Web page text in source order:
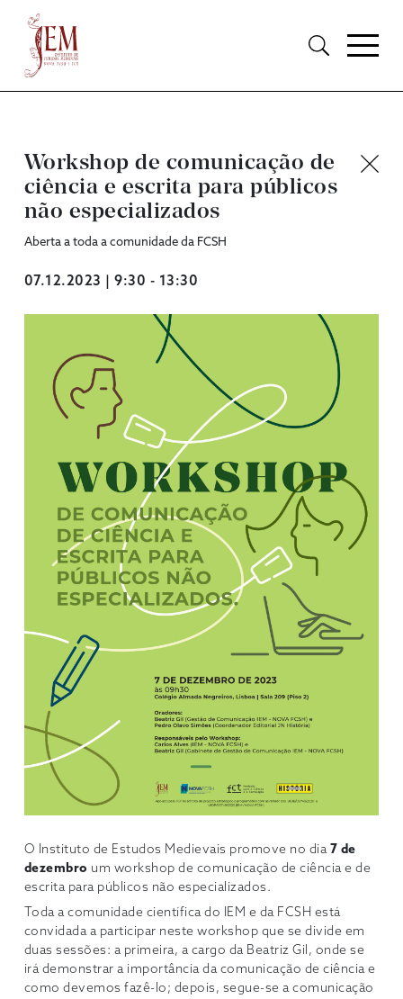
Workshop de comunicação de
ciência e escrita para públicos
não especializados
Aberta a toda a comunidade da FCSH
07.12.2023 | 9:30 - 13:30
O Instituto de Estudos Medievais promove no dia7 de
dezembro um workshop de comunicação de ciência e de
escrita para públicos não especializados.
Toda a comunidade científica do IEM e da FCSH está
convidada a participar neste workshop que se divide em
duas sessões: a primeira, a cargo da Beatriz Gil, onde se
irá demonstrar a importância da comunicação de ciência e
como devemos fazê-lo; depois, segue-se a comunicação